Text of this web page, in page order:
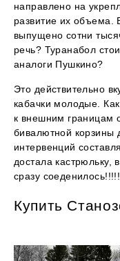
направлено на
развитие их объема.
выпущено сотни
речь? Туранабол
аналоги Пушкино?
Это действительно
кабачки молодые.
к внешним границам
бивалютной корзины
интервенций
достала кастрюльку,
сразу соеденилось!!!!!
Купить